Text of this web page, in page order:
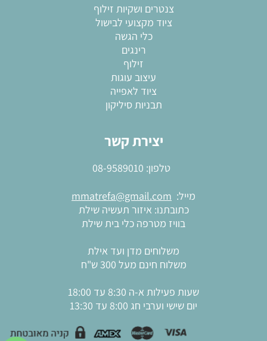
צנטרים ושקיות זילוף
ציוד מקצועי לבישול
כלי הגשה
רינגים
זילוף
עיצוב עוגות
ציוד לאפייה
תבניות סיליקון
יצירת קשר
טלפון: 08-9589010
מייל: mmatrefa@gmail.com
כתובתנו: איזור תעשיה שילת
בוויז מטרפה כלי בית שילת
משלוחים מדן ועד אילת
משלוח חינם מעל 300 ש"ח
שעות פעילות א-ה 8:30 עד 18:00
יום שישי וערבי חג 8:00 עד 13:30